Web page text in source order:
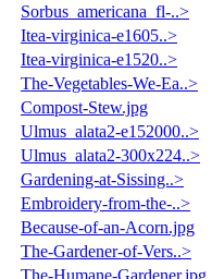
Sorbus_americana_fl-..>
Itea-virginica-e1605..>
Itea-virginica-e1520..>
The-Vegetables-We-Ea..>
Compost-Stew.jpg
Ulmus_alata2-e152000..>
Ulmus_alata2-300x224..>
Gardening-at-Sissing..>
Embroidery-from-the-..>
Because-of-an-Acorn.jpg
The-Gardener-of-Vers..>
The-Humane-Gardener.jpg